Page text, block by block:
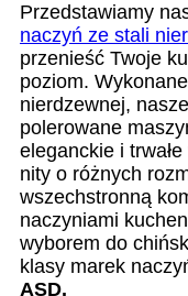
Przedstawiamy
naczyń ze stali
przenieść Twoje
poziom.
nierdzewnej,
polerowane
eleganckie i
nity o różnych
wszechstronną
naczyniami
wyborem do
klasy marek
ASD.